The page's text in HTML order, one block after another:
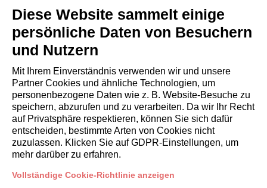
Italianway Academy
GÄSTE
Aufenthalt buchen
Langzeitaufenthalte
Gästeerlebnisse
Rabatte fuer gaeste
Bedingungen für Unternehmen
booking@italianway.house
+390286882952
Diese Website sammelt einige
persönliche Daten von Besuchern
und Nutzern
Mit Ihrem Einverständnis verwenden wir und unsere
Partner Cookies und ähnliche Technologien, um
personenbezogene Daten wie z. B. Website-Besuche zu
speichern, abzurufen und zu verarbeiten. Da wir Ihr Recht
auf Privatsphäre respektieren, können Sie sich dafür
entscheiden, bestimmte Arten von Cookies nicht
zuzulassen. Klicken Sie auf GDPR-Einstellungen, um
mehr darüber zu erfahren.
Vollständige Cookie-Richtlinie anzeigen